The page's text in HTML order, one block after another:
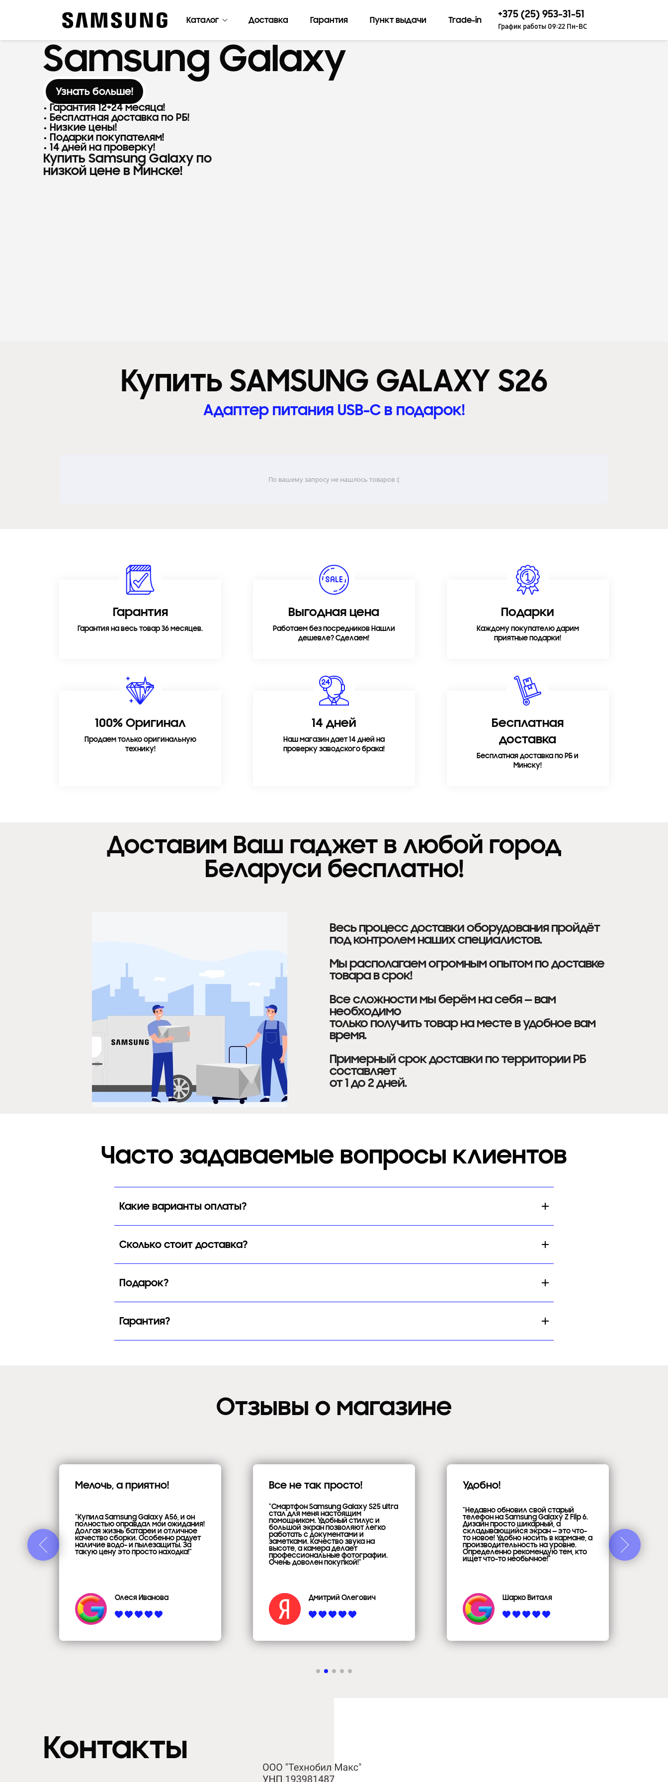
Каталог Доставка Гарантия Пункт выдачи Trade-in +375 (25) 953-31-51
График работы 09:22 Пн-ВС
Samsung Galaxy
Узнать больше!
Гарантия 12+24 месяца!
Бесплатная доставка по РБ!
Низкие цены!
Подарки покупателям!
14 дней на проверку!
Купить Samsung Galaxy по
низкой цене в Минске!
Купить SAMSUNG GALAXY S26
Адаптер питания USB-C в подарок!
По вашему запросу не нашлось товаров :(
Гарантия
Гарантия на весь товар 36 месяцев.
Выгодная цена
Работаем без посредников Нашли
дешевле? Сделаем!
Подарки
Каждому покупателю дарим
приятные подарки!
100% Оригинал
Продаем только оригинальную
технику!
14 дней
Наш магазин дает 14 дней на
проверку заводского брака!
Бесплатная
доставка
Бесплатная доставка по РБ и
Минску!
Доставим Ваш гаджет в любой город
Беларуси бесплатно!
Весь процесс доставки оборудования пройдёт
под контролем наших специалистов.
Мы располагаем огромным опытом по доставке
товара в срок!
Все сложности мы берём на себя — вам
необходимо
только получить товар на месте в удобное вам
время.
Примерный срок доставки по территории РБ
составляет
от 1 до 2 дней.
Часто задаваемые вопросы клиентов
Какие варианты оплаты?
Сколько стоит доставка?
Подарок?
Гарантия?
Отзывы о магазине
Мелочь, а приятно!
"Купила Samsung Galaxy A56, и он
полностью оправдал мои ожидания!
Долгая жизнь батареи и отличное
качество сборки. Особенно радует
наличие водо- и пылезащиты. За
такую цену это просто находка!"
Олеся Иванова
Все не так просто!
"Смартфон Samsung Galaxy S25 ultra
стал для меня настоящим
помощником. Удобный стилус и
большой экран позволяют легко
работать с документами и
заметками. Качество звука на
высоте, а камера делает
профессиональные фотографии.
Очень доволен покупкой!"
Дмитрий Олегович
Удобно!
"Недавно обновил свой старый
телефон на Samsung Galaxy Z Flip 6.
Дизайн просто шикарный, а
складывающийся экран — это что-
то новое! Удобно носить в кармане, а
производительность на уровне.
Определенно рекомендую тем, кто
ищет что-то необычное!"
Шарко Виталя
Контакты